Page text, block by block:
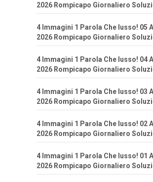
2026 Rompicapo Giornaliero
4 Immagini 1 Parola Che lusso! 05
2026 Rompicapo Giornaliero
4 Immagini 1 Parola Che lusso! 04
2026 Rompicapo Giornaliero
4 Immagini 1 Parola Che lusso! 03
2026 Rompicapo Giornaliero
4 Immagini 1 Parola Che lusso! 02
2026 Rompicapo Giornaliero
4 Immagini 1 Parola Che lusso! 01
2026 Rompicapo Giornaliero